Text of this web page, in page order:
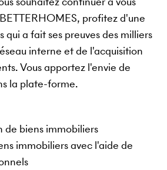
profitez d'une
qui a fait ses preuves des milliers
interne et de l'acquisition
Vous apportez l'envie de
la plate-forme.
biens immobiliers
immobiliers avec l'aide de